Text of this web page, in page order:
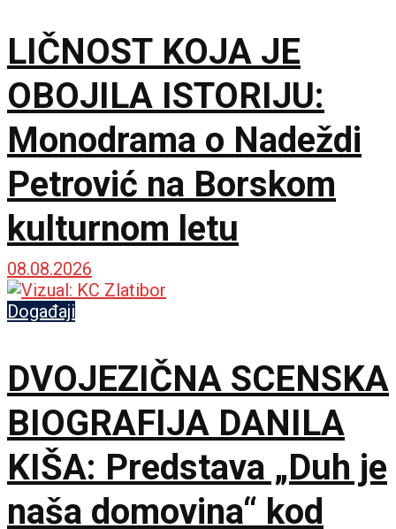
LIČNOST KOJA JE
OBOJILA ISTORIJU:
Monodrama o Nadeždi
Petrović na Borskom
kulturnom letu
08.08.2026
Događaji
DVOJEZIČNA SCENSKA
BIOGRAFIJA DANILA
KIŠA: Predstava „Duh je
naša domovina“ kod